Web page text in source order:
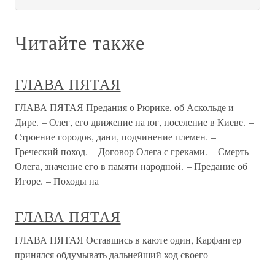
Читайте также
ГЛАВА ПЯТАЯ
ГЛАВА ПЯТАЯ Предания о Рюрике, об Аскольде и
Дире. – Олег, его движение на юг, поселение в Киеве. –
Строение городов, дани, подчинение племен. –
Греческий поход. – Договор Олега с греками. – Смерть
Олега, значение его в памяти народной. – Предание об
Игоре. – Походы на
ГЛАВА ПЯТАЯ
ГЛАВА ПЯТАЯ Оставшись в каюте один, Карфангер
принялся обдумывать дальнейший ход своего